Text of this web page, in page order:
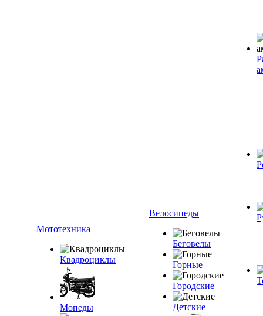
Мототехника
Квадроциклы
Мопеды
Велосипеды
Беговелы
Горные
Городские
Детские